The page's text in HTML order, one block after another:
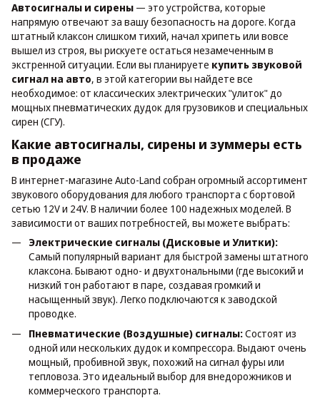
Автосигналы и сирены — это устройства, которые
напрямую отвечают за вашу безопасность на дороге. Когда
штатный клаксон слишком тихий, начал хрипеть или вовсе
вышел из строя, вы рискуете остаться незамеченным в
экстренной ситуации. Если вы планируете купить звуковой
сигнал на авто, в этой категории вы найдете все
необходимое: от классических электрических "улиток" до
мощных пневматических дудок для грузовиков и специальных
сирен (СГУ).
Какие автосигналы, сирены и зуммеры есть
в продаже
В интернет-магазине Auto-Land собран огромный ассортимент
звукового оборудования для любого транспорта с бортовой
сетью 12V и 24V. В наличии более 100 надежных моделей. В
зависимости от ваших потребностей, вы можете выбрать:
Электрические сигналы (Дисковые и Улитки):
Самый популярный вариант для быстрой замены штатного
клаксона. Бывают одно- и двухтональными (где высокий и
низкий тон работают в паре, создавая громкий и
насыщенный звук). Легко подключаются к заводской
проводке.
Пневматические (Воздушные) сигналы:Состоят из
одной или нескольких дудок и компрессора. Выдают очень
мощный, пробивной звук, похожий на сигнал фуры или
тепловоза. Это идеальный выбор для внедорожников и
коммерческого транспорта.